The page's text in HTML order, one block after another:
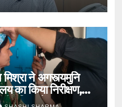
मिश्रा ने अगस्त्यमुनि
का किया निरीक्षण,
महिलाओं का बढ़ाया